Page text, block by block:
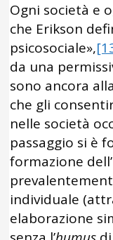
Ogni società e
che Erikson
psicosociale»,
da una
sono ancora
che gli
nelle società
passaggio si è
formazione
individuale
elaborazione